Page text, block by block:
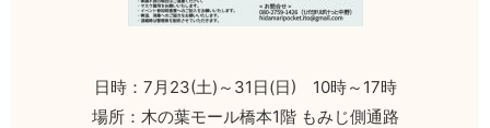
日時：7月23(土)～31日(日) 10時～17時
場所：木の葉モール橋本1階 もみじ側通路